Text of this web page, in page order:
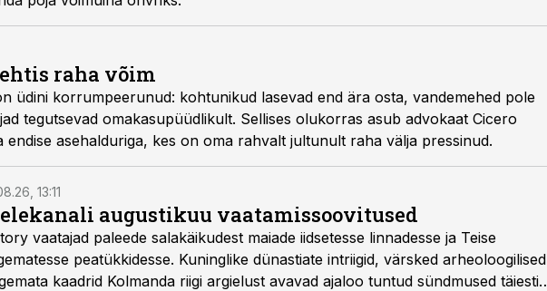
raha võim
üdini korrumpeerunud: kohtunikud lasevad end ära osta, vandemehed pole
tegutsevad omakasu­püüdlikult. Sellises olukorras asub advokaat Cicero
endise asehalduriga, kes on oma rahvalt jultunult raha välja pressinud.
13:11
augustikuu vaatamissoovitused
vaatajad paleede salakäikudest maiade iidsetesse linnadesse ja Teise
peatükkidesse. Kuninglike dünastiate intriigid, värsked arheoloogilised
kaadrid Kolmanda riigi argielust avavad ajaloo tuntud sündmused täiesti